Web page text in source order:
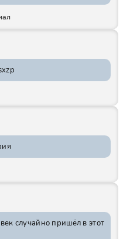
случайно пришёл в этот